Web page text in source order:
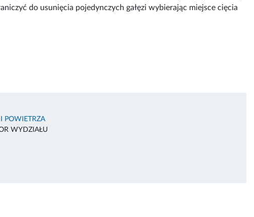
do usunięcia pojedynczych gałęzi wybierając miejsce cięcia
POWIETRZA
WYDZIAŁU